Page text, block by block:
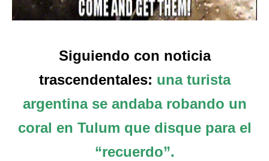
Siguiendo con noticia
trascendentales: una turista
argentina se andaba robando un
coral en Tulum que disque para el
“recuerdo”.